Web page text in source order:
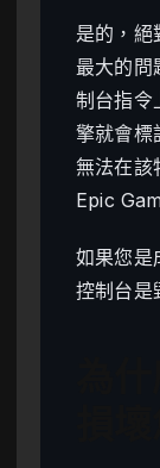
是的，絕
最大的
制台指令
擎就會標
無法在該
Epic
如果您是
控制台是